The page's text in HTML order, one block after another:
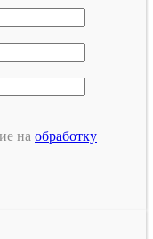
на обработку